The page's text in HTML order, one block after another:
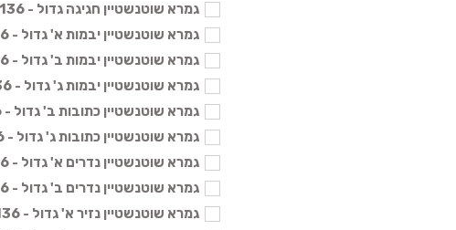
גמרא שוטנשטיין חגיגה גדול - 136 ₪
גמרא שוטנשטיין יבמות א' גדול - 136 ₪
גמרא שוטנשטיין יבמות ב' גדול - 136 ₪
גמרא שוטנשטיין יבמות ג' גדול - 136 ₪
גמרא שוטנשטיין כתובות ב' גדול - 136 ₪
גמרא שוטנשטיין כתובות ג' גדול - 136 ₪
גמרא שוטנשטיין נדרים א' גדול - 136 ₪
גמרא שוטנשטיין נדרים ב' גדול - 136 ₪
גמרא שוטנשטיין נזיר א' גדול - 136 ₪